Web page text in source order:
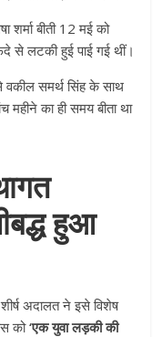
शर्मा बीती 12 मई को
से लटकी हुई पाई गई थीं।
वकील समर्थ सिंह के साथ
का ही समय बीता था
हुआ
अदालत ने इसे विशेष
को‘एक युवा लड़की की